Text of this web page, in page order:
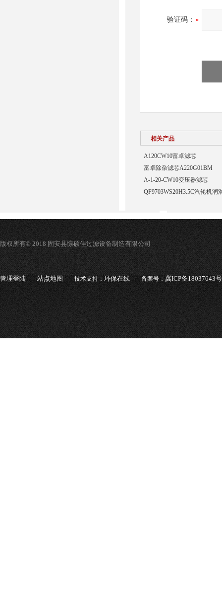
验证码：
相关产品
A120CW10富卓滤芯
富卓除杂滤芯A220G01BM
A-1-20-CW10变压器滤芯
QF9703WS20H3.5C汽轮机润
版权所有© 2018 固安县慷硕佳过滤设备制造有限公司
管理登陆 站点地图 技术支持：环保在线 备案号：冀ICP备18037643